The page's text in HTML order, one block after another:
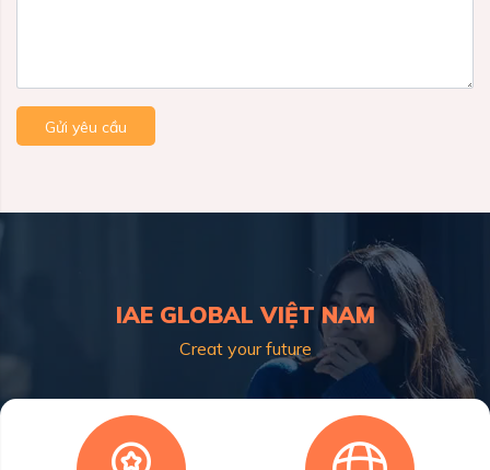
Gửi yêu cầu
IAE GLOBAL VIỆT NAM
Creat your future